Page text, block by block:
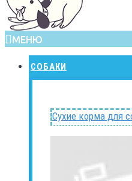
МЕНЮ
СОБАКИ
Сухие корма для